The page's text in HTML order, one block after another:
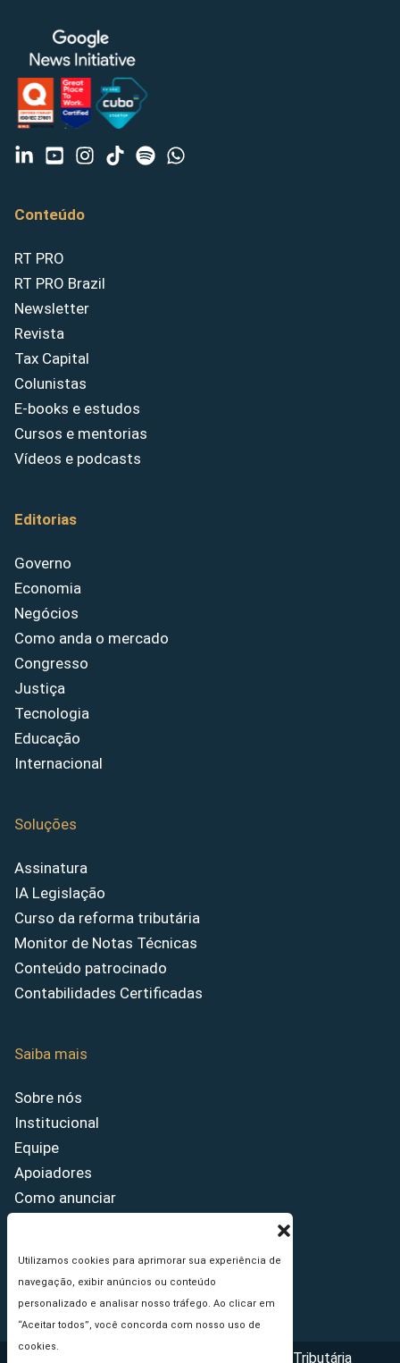
Utilizamos cookies para aprimorar sua experiência de
navegação, exibir anúncios ou conteúdo
personalizado e analisar nosso tráfego. Ao clicar em
“Aceitar todos”, você concorda com nosso uso de
cookies.
Conteúdo
RT PRO
RT PRO Brazil
Newsletter
Revista
Tax Capital
Colunistas
E-books e estudos
Cursos e mentorias
Vídeos e podcasts
Editorias
Governo
Economia
Negócios
Como anda o mercado
Congresso
Justiça
Tecnologia
Educação
Internacional
Soluções
Assinatura
IA Legislação
Curso da reforma tributária
Monitor de Notas Técnicas
Conteúdo patrocinado
Contabilidades Certificadas
Saiba mais
Sobre nós
Institucional
Equipe
Apoiadores
Como anunciar
Princípios Editoriais
Copyright © 2026 - Portal da Reforma Tributária